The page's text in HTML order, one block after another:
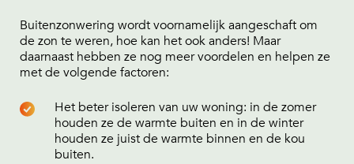
Buitenzonwering wordt voornamelijk aangeschaft om
de zon te weren, hoe kan het ook anders! Maar
daarnaast hebben ze nog meer voordelen en helpen ze
met de volgende factoren:
Het beter isoleren van uw woning: in de zomer
houden ze de warmte buiten en in de winter
houden ze juist de warmte binnen en de kou
buiten.